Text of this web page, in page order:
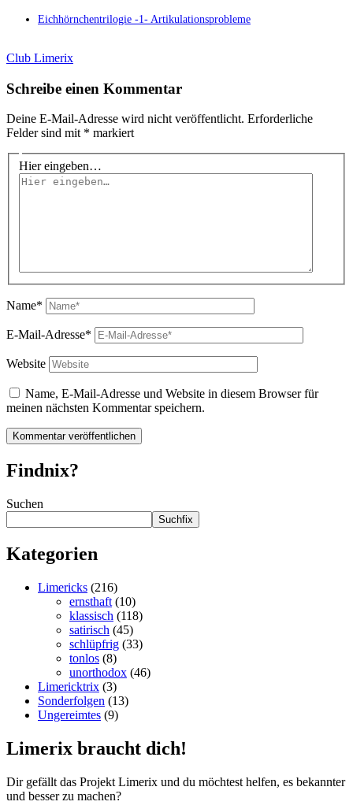
Eichhörnchentrilogie -1- Artikulationsprobleme
Club Limerix
Schreibe einen Kommentar
Deine E-Mail-Adresse wird nicht veröffentlicht. Erforderliche
Felder sind mit * markiert
Hier eingeben…
Name*
E-Mail-Adresse*
Website
Name, E-Mail-Adresse und Website in diesem Browser für
meinen nächsten Kommentar speichern.
Findnix?
Suchen
Suchfix
Kategorien
Limericks (216)
ernsthaft (10)
klassisch (118)
satirisch (45)
schlüpfrig (33)
tonlos (8)
unorthodox (46)
Limericktrix (3)
Sonderfolgen (13)
Ungereimtes (9)
Limerix braucht dich!
Dir gefällt das Projekt Limerix und du möchtest helfen, es bekannter
und besser zu machen?